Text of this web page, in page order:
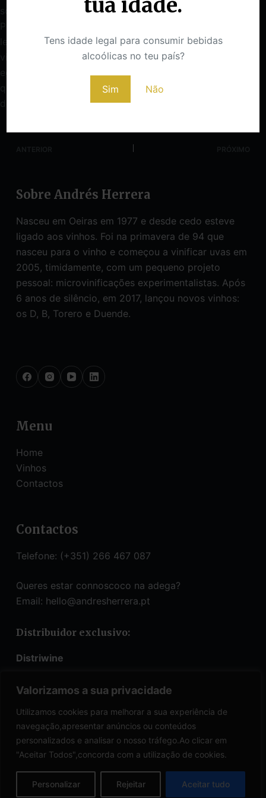
Valorizamos a sua privacidade
Utilizamos cookies para melhorar a sua experiência de
navegação,apresentar anúncios ou conteúdos
personalizados e analisar o nosso tráfego.Ao clicar em
"Aceitar Todos",concorda com a utilização de cookies.
Personalizar Rejeitar Aceitar tudo
Tens idade legal para consumir bebidas
alcoólicas no teu país?
Sim Não
sodales neque sodales ut etiam sit amet nisl.
Phasellus egestas tellus rutrum tellus. Vitae ultricies
leo integer malesuada nunc. Sed enim ut sem
viverra aliquet eget sit amet. Ornare massa eget
egestas purus viverra accumsan in nisl nisi. Morbi
quis commodo odio aenean sed adipiscing diam
donec.
Sobre Andrés Herrera
Nasceu em Oeiras em 1977 e desde cedo esteve
ligado aos vinhos. Foi na primavera de 94 que
nasceu para o vinho e começou a vinificar uvas em
2005, timidamente, com um pequeno projeto
pessoal: microvinificações experimentalistas. Após
6 anos de silêncio, em 2017, lançou novos vinhos:
os D, B, Torero e Duende.
Menu
Home
Vinhos
Contactos
Contactos
Telefone: (+351) 266 467 087
Queres estar connoscoco na adega?
Email: hello@andresherrera.pt
Distribuidor exclusivo:
Distriwine
info@distriwine.pt
Informação útil
Cookies Policy
Terms & Services